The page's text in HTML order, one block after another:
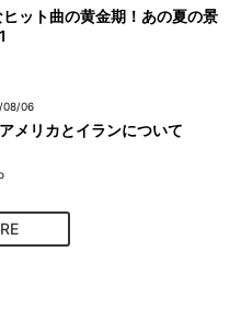
ット曲の黄金期！あの夏の景
08/06
メリカとイランについて